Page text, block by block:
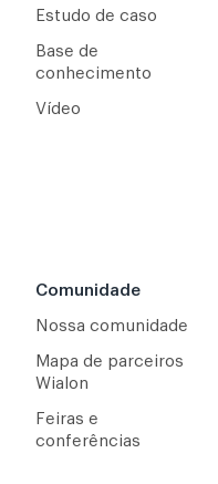
Estudo de caso
Base de
conhecimento
Vídeo
Comunidade
Nossa comunidade
Mapa de parceiros
Wialon
Feiras e
conferências